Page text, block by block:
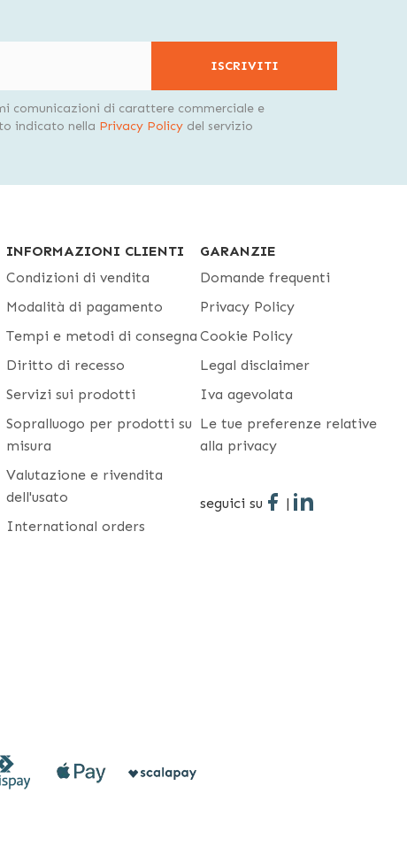
ISCRIVITI
comunicazioni di carattere commerciale e
indicato nella Privacy Policy del servizio
INFORMAZIONI CLIENTI
Condizioni di vendita
Modalità di pagamento
Tempi e metodi di consegna
Diritto di recesso
Servizi sui prodotti
Sopralluogo per prodotti su
misura
Valutazione e rivendita
dell'usato
International orders
GARANZIE
Domande frequenti
Privacy Policy
Cookie Policy
Legal disclaimer
Iva agevolata
Le tue preferenze relative
alla privacy
seguici su |